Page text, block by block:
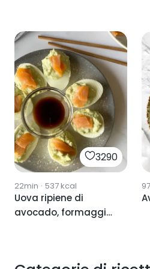
3290
22min · 537kcal
Uova ripiene di
avocado, formaggio